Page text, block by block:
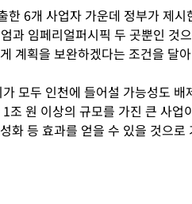
한 6개 사업자 가운데 정부가 제
과 임페리얼퍼시픽 두 곳뿐인 것
계획을 보완하겠다는 조건을 달
모두 인천에 들어설 가능성도
조 원 이상의 규모를 가진 큰 사업
화 등 효과를 얻을 수 있을 것으